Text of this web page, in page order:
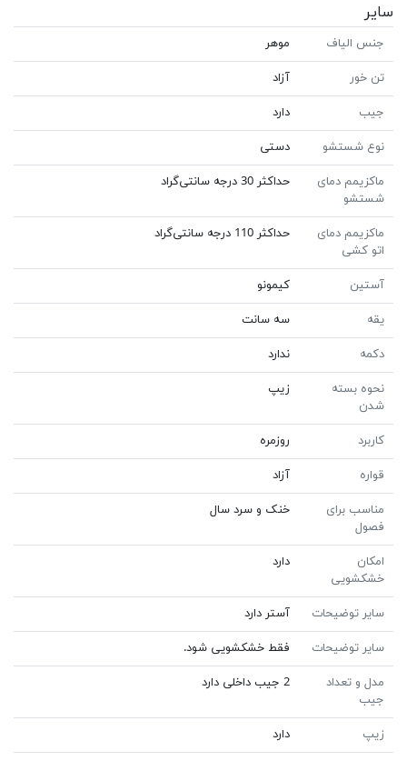
سایر
جنس الیاف موهر
تن خور آزاد
جیب دارد
نوع شستشو دستی
ماکزیمم دمای
شستشو
حداکثر 30 درجه سانتی‌گراد
ماکزیمم دمای
اتو کشی
حداکثر 110 درجه سانتی‌گراد
آستین کیمونو
یقه سه سانت
دکمه ندارد
نحوه بسته
شدن
زیپ
کاربرد روزمره
قواره آزاد
مناسب برای
فصول
خنک و سرد سال
امکان
خشکشویی
دارد
سایر توضیحات آستر دارد
سایر توضیحات فقط خشکشویی شود.
مدل و تعداد
جیب
2 جیب داخلی دارد
زیپ دارد